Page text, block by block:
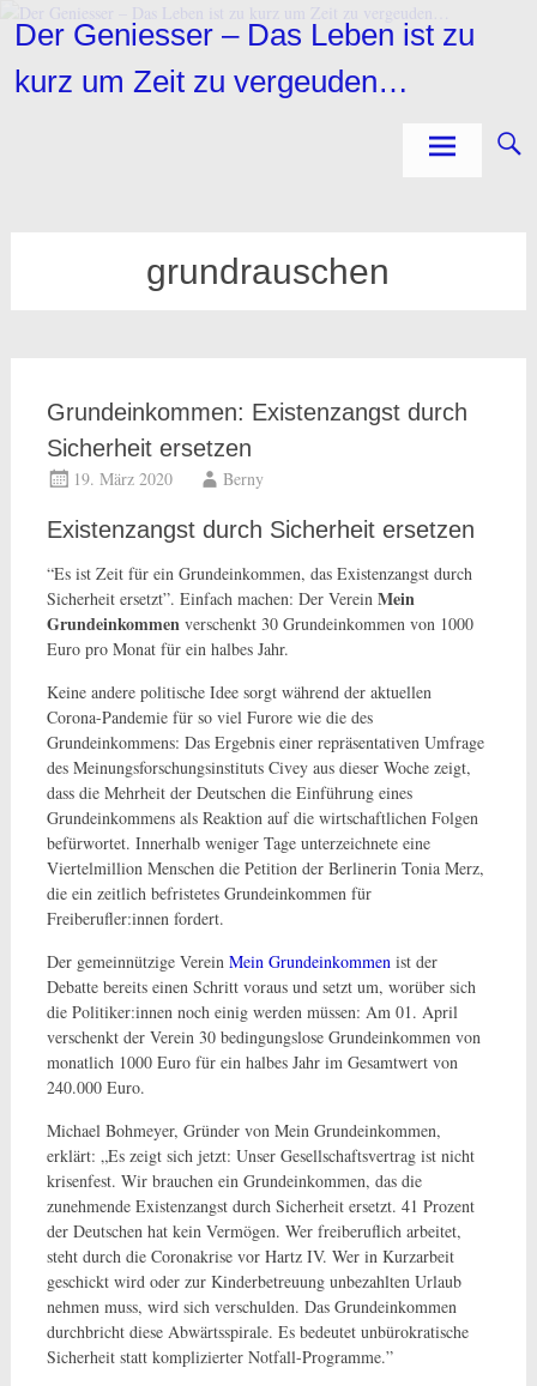
Zum
InhaltDer Geniesser – Das Leben ist zu
kurz um Zeit zu vergeuden…
grundrauschen
Grundeinkommen: Existenzangst durch
Sicherheit ersetzen
19. März 2020 Berny
Existenzangst durch Sicherheit ersetzen
“Es ist Zeit für ein Grundeinkommen, das Existenzangst durch
Sicherheit ersetzt”. Einfach machen: Der Verein Mein
Grundeinkommenverschenkt 30 Grundeinkommen von 1000
Euro pro Monat für ein halbes Jahr.
Keine andere politische Idee sorgt während der aktuellen
Corona-Pandemie für so viel Furore wie die des
Grundeinkommens: Das Ergebnis einer repräsentativen Umfrage
des Meinungsforschungsinstituts Civey aus dieser Woche zeigt,
dass die Mehrheit der Deutschen die Einführung eines
Grundeinkommens als Reaktion auf die wirtschaftlichen Folgen
befürwortet. Innerhalb weniger Tage unterzeichnete eine
Viertelmillion Menschen die Petition der Berlinerin Tonia Merz,
die ein zeitlich befristetes Grundeinkommen für
Freiberufler:innen fordert.
Der gemeinnützige Verein Mein Grundeinkommenist der
Debatte bereits einen Schritt voraus und setzt um, worüber sich
die Politiker:innen noch einig werden müssen: Am 01. April
verschenkt der Verein 30 bedingungslose Grundeinkommen von
monatlich 1000 Euro für ein halbes Jahr im Gesamtwert von
240.000 Euro.
Michael Bohmeyer, Gründer von Mein Grundeinkommen,
erklärt: „Es zeigt sich jetzt: Unser Gesellschaftsvertrag ist nicht
krisenfest. Wir brauchen ein Grundeinkommen, das die
zunehmende Existenzangst durch Sicherheit ersetzt. 41 Prozent
der Deutschen hat kein Vermögen. Wer freiberuflich arbeitet,
steht durch die Coronakrise vor Hartz IV. Wer in Kurzarbeit
geschickt wird oder zur Kinderbetreuung unbezahlten Urlaub
nehmen muss, wird sich verschulden. Das Grundeinkommen
durchbricht diese Abwärtsspirale. Es bedeutet unbürokratische
Sicherheit statt komplizierter Notfall-Programme.”